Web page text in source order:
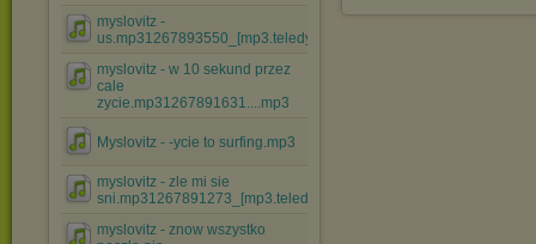
myslovitz -
us.mp31267893550_[mp3.teledyski.info].mp3
myslovitz - w 10 sekund przez
cale
zycie.mp31267891631....mp3
Myslovitz - -ycie to surfing.mp3
myslovitz - zle mi sie
sni.mp31267891273_[mp3.teledysk....mp3
myslovitz - znow wszystko